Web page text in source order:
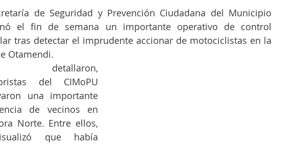
de Seguridad y Prevención Ciudadana del Municipio
el fin de semana un importante operativo de control
tras detectar el imprudente accionar de motociclistas en la
Otamendi.
detallaron,
del CIMoPU
una importante
de vecinos en
Norte. Entre ellos,
que había